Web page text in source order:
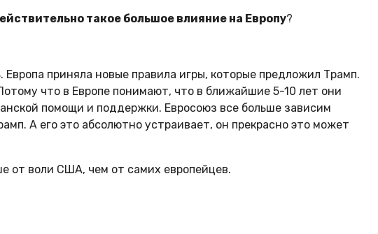
такое большое влияние на Европу?
приняла новые правила игры, которые предложил Трамп.
что в Европе понимают, что в ближайшие 5-10 лет они
помощи и поддержки. Евросоюз все больше зависим
А его это абсолютно устраивает, он прекрасно это может
от воли США, чем от самих европейцев.